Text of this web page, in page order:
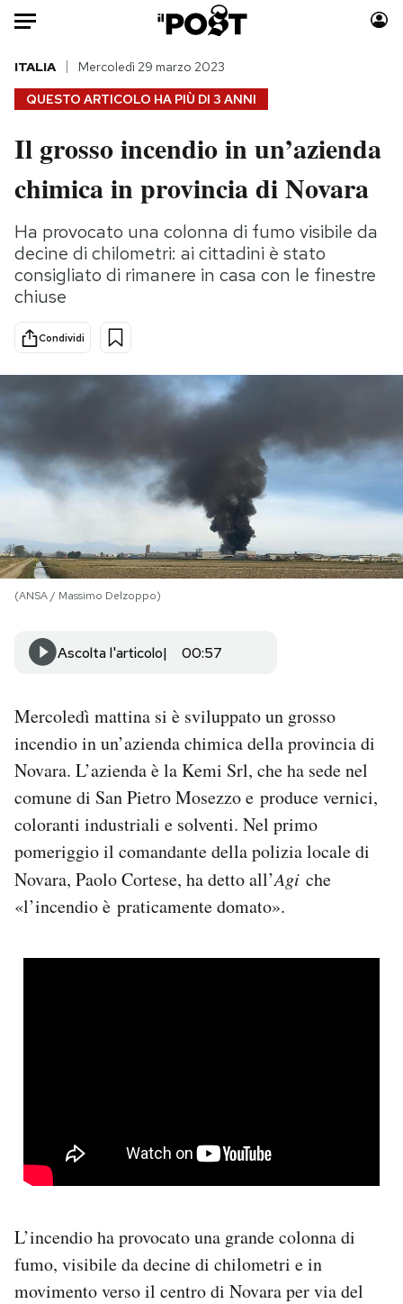
Auto
HOME
Italia
Politica
Tecnologia
Internet
Scienza
Cultura
Economia
Moda
Consumismi
Storie/Idee
Ok Boomer!
Media
NEWSLETTER
I MIEI PREFERITI
AREA PERSONALE
Area Personale
Newsletter
Notifiche mobile
Regala il Post
Esci
QUESTO ARTICOLO HA PIÙ DI 3 ANNI
ITALIA Mercoledì 29 marzo 2023
Il grosso incendio in un’azienda
chimica in provincia di Novara
Ha provocato una colonna di fumo visibile da
decine di chilometri: ai cittadini è stato
consigliato di rimanere in casa con le finestre
chiuse
Condividi
(ANSA / Massimo Delzoppo)
Ascolta l'articolo 00:57
Mercoledì mattina si è sviluppato un grosso
incendio in un’azienda chimica della provincia di
Novara. L’azienda è la Kemi Srl, che ha sede nel
comune di San Pietro Mosezzo e produce vernici,
coloranti industriali e solventi. Nel primo
pomeriggio il comandante della polizia locale di
Novara, Paolo Cortese, ha detto all’Agi che
«l’incendio è praticamente domato».
L’incendio ha provocato una grande colonna di
fumo, visibile da decine di chilometri e in
movimento verso il centro di Novara per via del